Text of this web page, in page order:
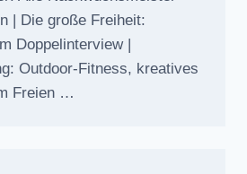
| Die große Freiheit:
Doppelinterview |
Outdoor-Fitness, kreatives
Freien …